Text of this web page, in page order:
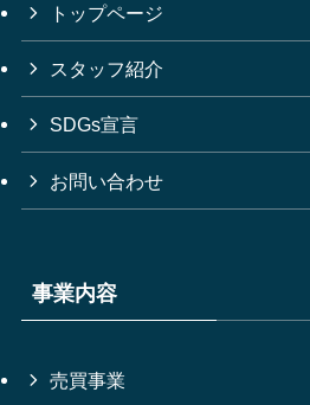
トップページ
スタッフ紹介
SDGs宣言
お問い合わせ
事業内容
売買事業